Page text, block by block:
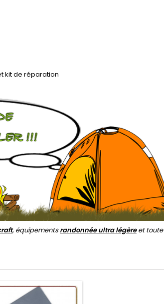
kit de réparation
, équipementsrandonnée ultra légèreet toute